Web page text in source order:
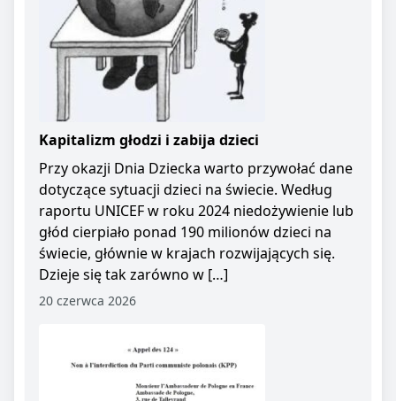
Kapitalizm głodzi i zabija dzieci
Przy okazji Dnia Dziecka warto przywołać dane
dotyczące sytuacji dzieci na świecie. Według
raportu UNICEF w roku 2024 niedożywienie lub
głód cierpiało ponad 190 milionów dzieci na
świecie, głównie w krajach rozwijających się.
Dzieje się tak zarówno w […]
20 czerwca 2026